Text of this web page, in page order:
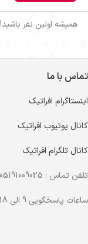
همیشه اولین نفر
تماس با ما
اینستاگرام افراتیک
کانال یوتیوب افراتیک
کانال تلگرام افراتیک
تلفن تماس : 05191009025
ساعات پاسخگویی 9 الی 18